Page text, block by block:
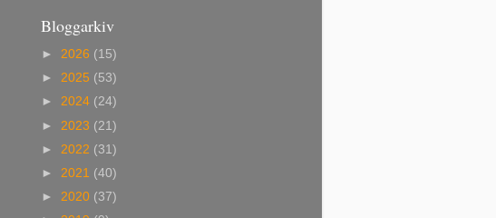
Bloggarkiv
► 2026 (15)
► 2025 (53)
► 2024 (24)
► 2023 (21)
► 2022 (31)
► 2021 (40)
► 2020 (37)